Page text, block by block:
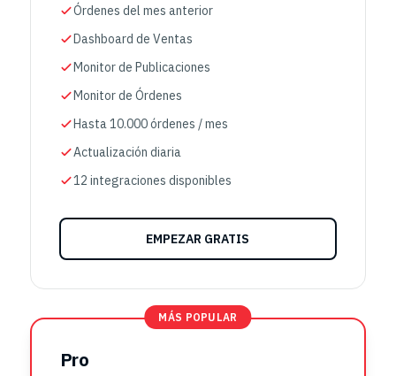
Órdenes del mes anterior
Dashboard de Ventas
Monitor de Publicaciones
Monitor de Órdenes
Hasta 10.000 órdenes / mes
Actualización diaria
12 integraciones disponibles
EMPEZAR GRATIS
MÁS POPULAR
Pro